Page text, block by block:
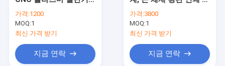
가격:1200
MOQ:1
최신 가격 받기
지금 연락
가격:3800
MOQ:1
최신 가격 받기
지금 연락